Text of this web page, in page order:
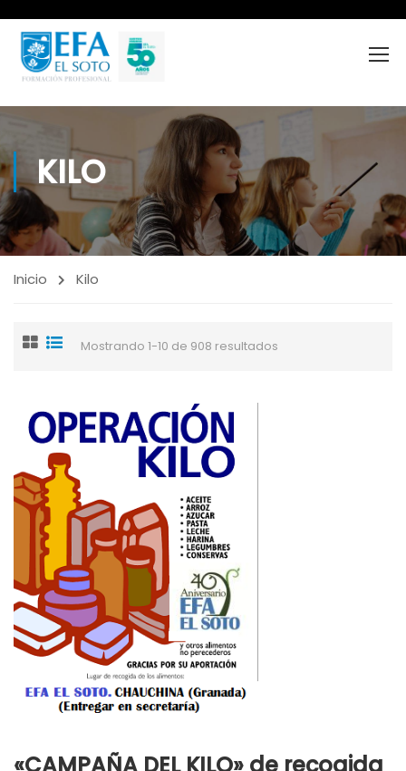
KILO
Inicio Kilo
Mostrando 1-10 de 908 resultados